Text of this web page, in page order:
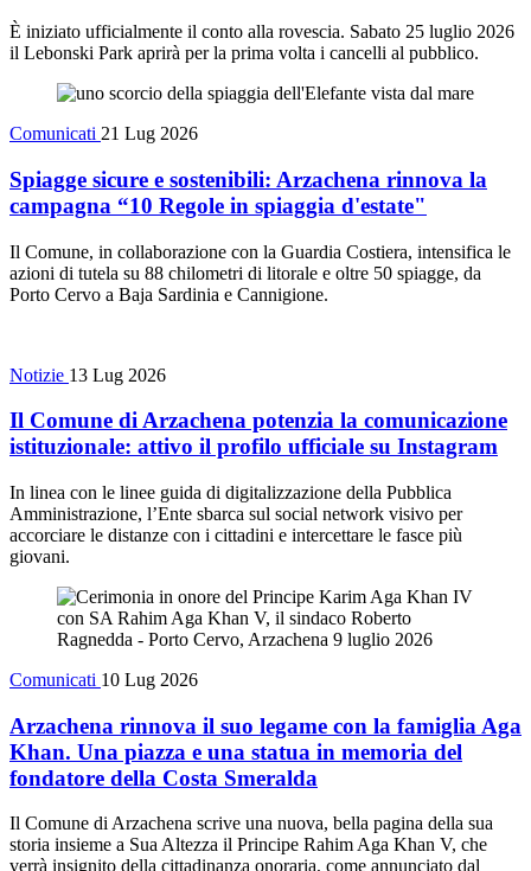
È iniziato ufficialmente il conto alla rovescia. Sabato 25 luglio 2026
il Lebonski Park aprirà per la prima volta i cancelli al pubblico.
Comunicati 21 Lug 2026
Spiagge sicure e sostenibili: Arzachena rinnova la
campagna “10 Regole in spiaggia d'estate"
Il Comune, in collaborazione con la Guardia Costiera, intensifica le
azioni di tutela su 88 chilometri di litorale e oltre 50 spiagge, da
Porto Cervo a Baja Sardinia e Cannigione.
Notizie 13 Lug 2026
Il Comune di Arzachena potenzia la comunicazione
istituzionale: attivo il profilo ufficiale su Instagram
In linea con le linee guida di digitalizzazione della Pubblica
Amministrazione, l’Ente sbarca sul social network visivo per
accorciare le distanze con i cittadini e intercettare le fasce più
giovani.
Comunicati 10 Lug 2026
Arzachena rinnova il suo legame con la famiglia Aga
Khan. Una piazza e una statua in memoria del
fondatore della Costa Smeralda
Il Comune di Arzachena scrive una nuova, bella pagina della sua
storia insieme a Sua Altezza il Principe Rahim Aga Khan V, che
verrà insignito della cittadinanza onoraria, come annunciato dal